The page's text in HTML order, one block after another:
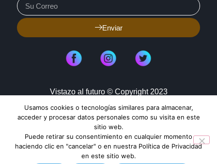
Enviar
Vistazo al futuro © Copyright 2023
Aviso de Privacidad
Política de Cookies
Mapa de Sitio
Usamos cookies o tecnologías similares para almacenar,
acceder y procesar datos personales como su visita en este
sitio web.
Puede retirar su consentimiento en cualquier momento
haciendo clic en "cancelar" o en nuestra Política de Privacidad
en este sitio web.